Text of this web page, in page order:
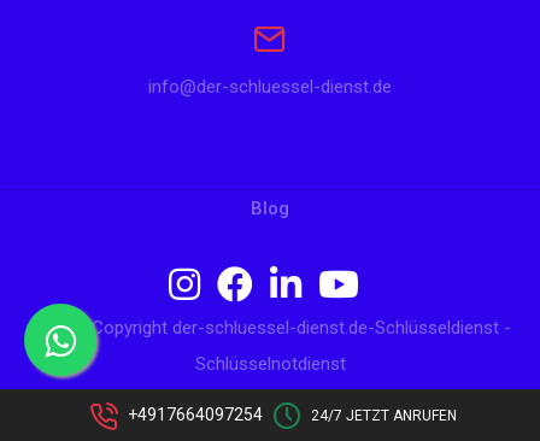
info@der-schluessel-dienst.de
Blog
© 2024 Copyright der-schluessel-dienst.de-Schlüsseldienst -
Schlüsselnotdienst
+4917664097254 24/7 JETZT ANRUFEN